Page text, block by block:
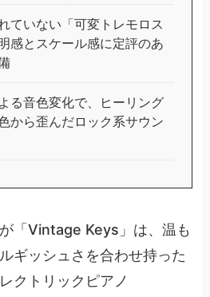
ていない「可変トレモロス
感とスケール感に定評のあ
る音色変化で、ヒーリング
から歪んだロック系サウン
「Vintage Keys」は、温も
ギッシュさを合わせ持った
クトリックピアノ